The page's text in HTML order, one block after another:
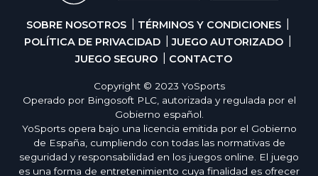
SOBRE NOSOTROS
TÉRMINOS Y CONDICIONES
POLÍTICA DE PRIVACIDAD
JUEGO AUTORIZADO
JUEGO SEGURO
CONTACTO
Copyright © 2023 YoSports
Operado por Bingosoft PLC, autorizada y regulada por el
Gobierno español.
YoSports opera bajo una licencia emitida por el Gobierno
de España, cumpliendo con todas las normativas de
seguridad y responsabilidad en los juegos online. El juego
es una forma de entretenimiento cuya finalidad es ofrecer